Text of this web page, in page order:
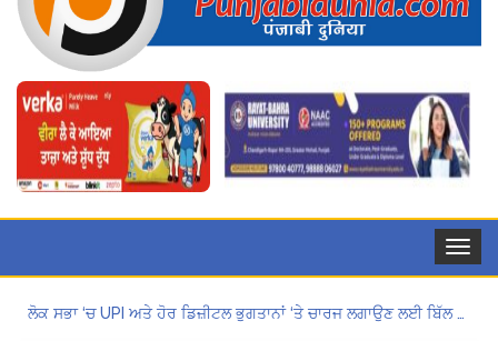
Toggle
ਲੋਕ ਸਭਾ ‘ਚ UPI ਅਤੇ ਹੋਰ ਡਿਜ਼ੀਟਲ ਭੁਗਤਾਨਾਂ ‘ਤੇ ਚਾਰਜ ਲਗਾਉਣ ਲਈ ਬਿੱਲ ਪਾਸ